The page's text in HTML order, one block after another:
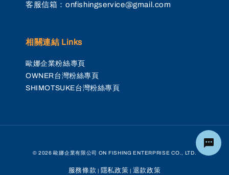
客服信箱：onfishingservice@gmail.com
相關連結 Links
歐娜企業粉絲專頁
OWNER台灣粉絲專頁
SHIMOTSUKE台灣粉絲專頁
© 2026 歐娜企業有限公司 ON FISHING ENTERPRISE CO., LTD.
服務條款 | 隱私政策 | 退款政策